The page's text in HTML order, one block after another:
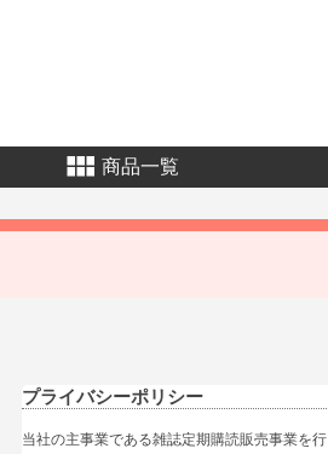
商品一覧
プライバシーポリシー
当社の主事業である雑誌定期購読販売事業を